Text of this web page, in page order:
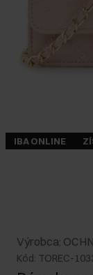
IBA ONLINE
Výrobca:
Kód: TOREC-